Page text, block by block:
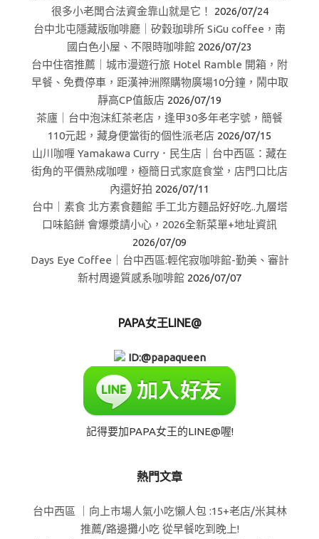
很多小老闆合法資金靠山就是它！
2026/07/24
台中北屯隱藏版咖啡廳｜矽穀珈琲所 SiGu coffee，南
國白色小屋、不限時咖啡館 2026/07/23
台中住宿推薦｜城市漫遊行旅 Hotel Ramble 開箱，附
早餐、免費停車，距漢神洲際購物廣場10分鐘，鬧中取
靜高CP值飯店 2026/07/19
茶廬｜台中泡沫紅茶老店，逢甲30多年老字號，簡餐
110元起，藏身便當街的個性派老店 2026/07/15
山川咖喱 Yamakawa Curry．民生店｜台中西區：藏在
街角的平價熟成咖哩，極簡日式家庭食堂，店門口比店
內還好拍 2026/07/11
台中｜素食 北方素食麵館 手工北方麵品好好吃..九層塔
口味餡餅 會爆漿請小心，2026全新菜單+地址資訊
2026/07/09
Days Eye Coffee｜台中西區:輕侘寂咖啡館-勤美、審計
新村周邊質感系咖啡館 2026/07/07
PAPA女王LINE@
ID:@papaqueen
記得要加PAPA女王的LINE@喔!
熱門文章
台中西區 ｜向上市場人氣小吃懶人包 :15+老店/米其林
推薦/路邊攤小吃 從早餐吃到晚上!